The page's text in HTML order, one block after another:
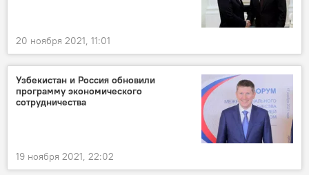
20 ноября 2021, 11:01
Узбекистан и Россия обновили
программу экономического
сотрудничества
19 ноября 2021, 22:02